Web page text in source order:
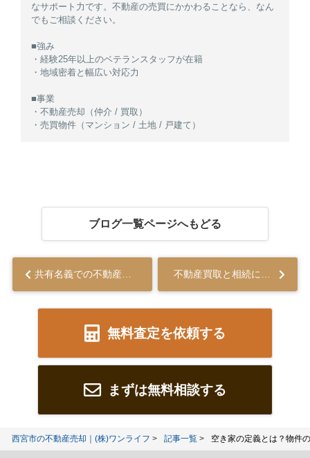
なサポート力です。不動産の売買にかかわることなら、なん
でもご相談ください。
■強み
・経験25年以上のベテランスタッフが在籍
・地域密着と幅広い対応力
■事業
・不動産売却（仲介 / 買取）
・売買物件（マンション / 土地 / 戸建て）
ブログ一覧ページへもどる
共有名義での不動産相続はリスクがある？問題点と回避方法を併せて解説... 不動産買取と相続について！個人売却や契約不適合責任についても解説...
無料査定を依頼する
まずは無料相談する
西宮市の不動産売却｜(株)ワンライフ 記事一覧 空き家の定義とは？物件